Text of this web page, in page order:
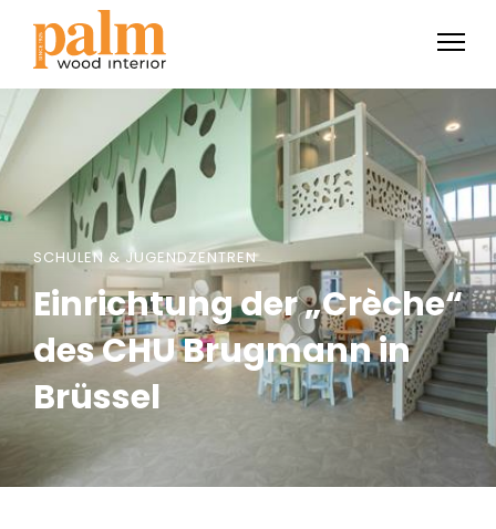
SCHULEN & JUGENDZENTREN
Einrichtung der „Crèche“
des CHU Brugmann in
Brüssel